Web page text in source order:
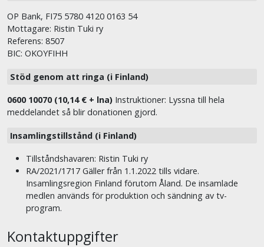
OP Bank, FI75 5780 4120 0163 54
Mottagare: Ristin Tuki ry
Referens: 8507
BIC: OKOYFIHH
Stöd genom att ringa (i Finland)
0600 10070 (10,14 € + lna) Instruktioner: Lyssna till hela
meddelandet så blir donationen gjord.
Insamlingstillstånd (i Finland)
Tillståndshavaren: Ristin Tuki ry
RA/2021/1717 Gäller från 1.1.2022 tills vidare.
Insamlingsregion Finland förutom Åland. De insamlade
medlen används för produktion och sändning av tv-
program.
Kontaktuppgifter